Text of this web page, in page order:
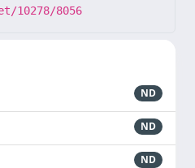
10278/8056
ND
ND
ND